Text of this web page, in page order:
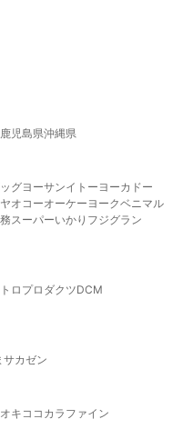
鹿児島県沖縄県
グヨーサンイトーヨーカドー
ヤオコーオーケー ヨークベニマル
スーパーいかり フジグラン
ロプロダクツDCM
サカゼン
キ ココカラファイン